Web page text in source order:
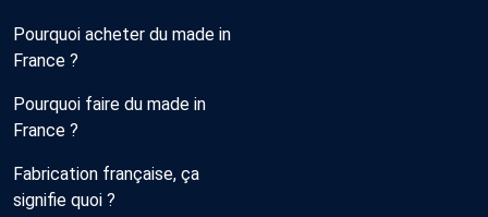
Pourquoi acheter du made in
France ?
Pourquoi faire du made in
France ?
Fabrication française, ça
signifie quoi ?